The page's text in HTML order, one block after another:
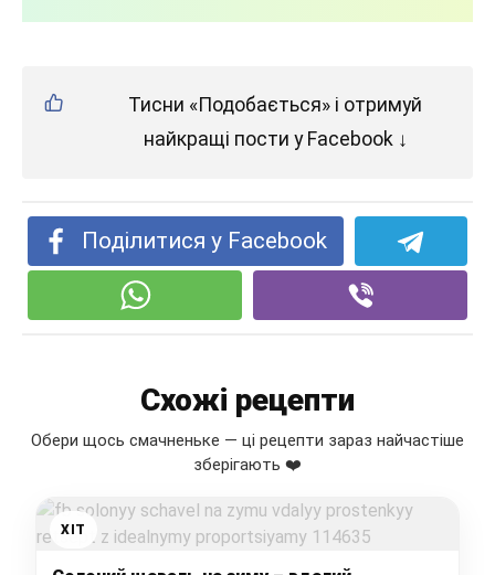
Тисни «Подобається» і отримуй
найкращі пости у Facebook ↓
Поділитися у Facebook
Схожі рецепти
Обери щось смачненьке — ці рецепти зараз найчастіше
зберігають ❤️
ХІТ